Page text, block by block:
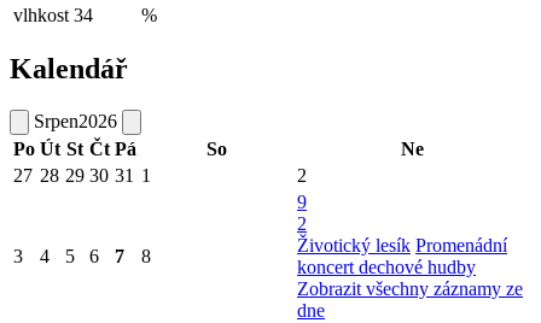
vlhkost 34 %
Kalendář
Srpen2026
Po Út St Čt Pá So
Ne
27 28 29 30 31 1 2
3 4 5 6 7 8
9
2
Životický lesík Promenádní
koncert dechové hudby
Zobrazit všechny záznamy ze
dne